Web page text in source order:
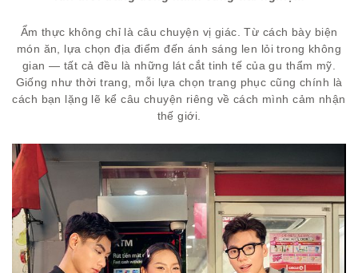
Ẩm thực không chỉ là câu chuyện vị giác. Từ cách bày biện
món ăn, lựa chọn địa điểm đến ánh sáng len lỏi trong không
gian — tất cả đều là những lát cắt tinh tế của gu thẩm mỹ.
Giống như thời trang, mỗi lựa chọn trang phục cũng chính là
cách bạn lặng lẽ kể câu chuyện riêng về cách mình cảm nhận
thế giới.